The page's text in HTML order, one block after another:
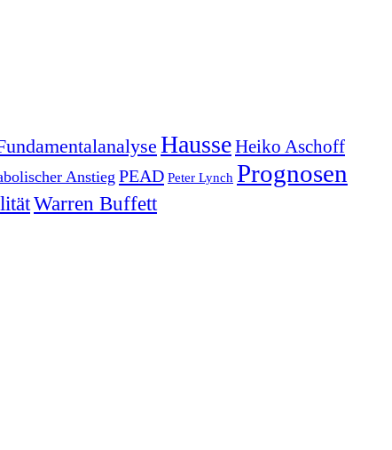
HausseHeiko Aschoff
Anstieg PEAD Peter Lynch Prognosen
Warren Buffett